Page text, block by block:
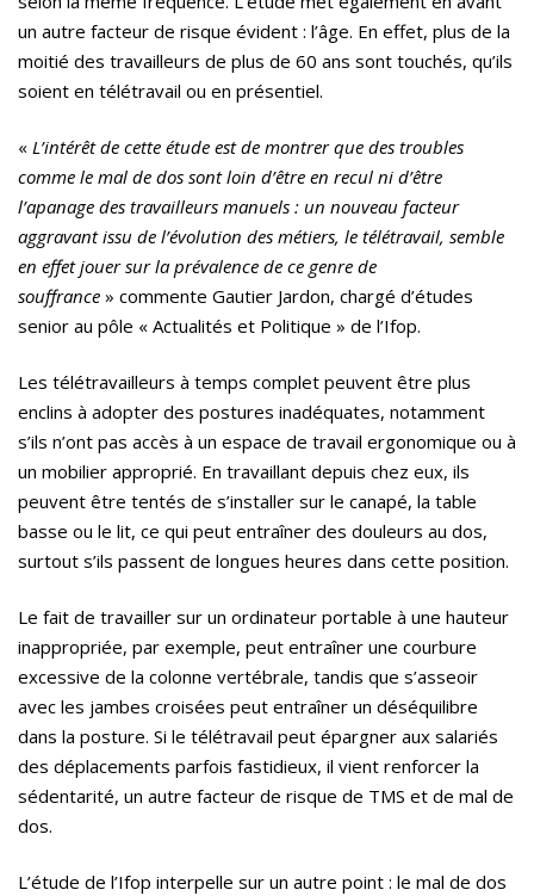
un autre facteur de risque évident : l’âge. En effet, plus de la
moitié des travailleurs de plus de 60 ans sont touchés, qu’ils
soient en télétravail ou en présentiel.
« L’intérêt de cette étude est de montrer que des troubles
comme le mal de dos sont loin d’être en recul ni d’être
l’apanage des travailleurs manuels : un nouveau facteur
aggravant issu de l’évolution des métiers, le télétravail, semble
en effet jouer sur la prévalence de ce genre de
souffrance » commente Gautier Jardon, chargé d’études
senior au pôle « Actualités et Politique » de l’Ifop.
Les télétravailleurs à temps complet peuvent être plus
enclins à adopter des postures inadéquates, notamment
s’ils n’ont pas accès à un espace de travail ergonomique ou à
un mobilier approprié. En travaillant depuis chez eux, ils
peuvent être tentés de s’installer sur le canapé, la table
basse ou le lit, ce qui peut entraîner des douleurs au dos,
surtout s’ils passent de longues heures dans cette position.
Le fait de travailler sur un ordinateur portable à une hauteur
inappropriée, par exemple, peut entraîner une courbure
excessive de la colonne vertébrale, tandis que s’asseoir
avec les jambes croisées peut entraîner un déséquilibre
dans la posture. Si le télétravail peut épargner aux salariés
des déplacements parfois fastidieux, il vient renforcer la
sédentarité, un autre facteur de risque de TMS et de mal de
dos.
L’étude de l’Ifop interpelle sur un autre point : le mal de dos